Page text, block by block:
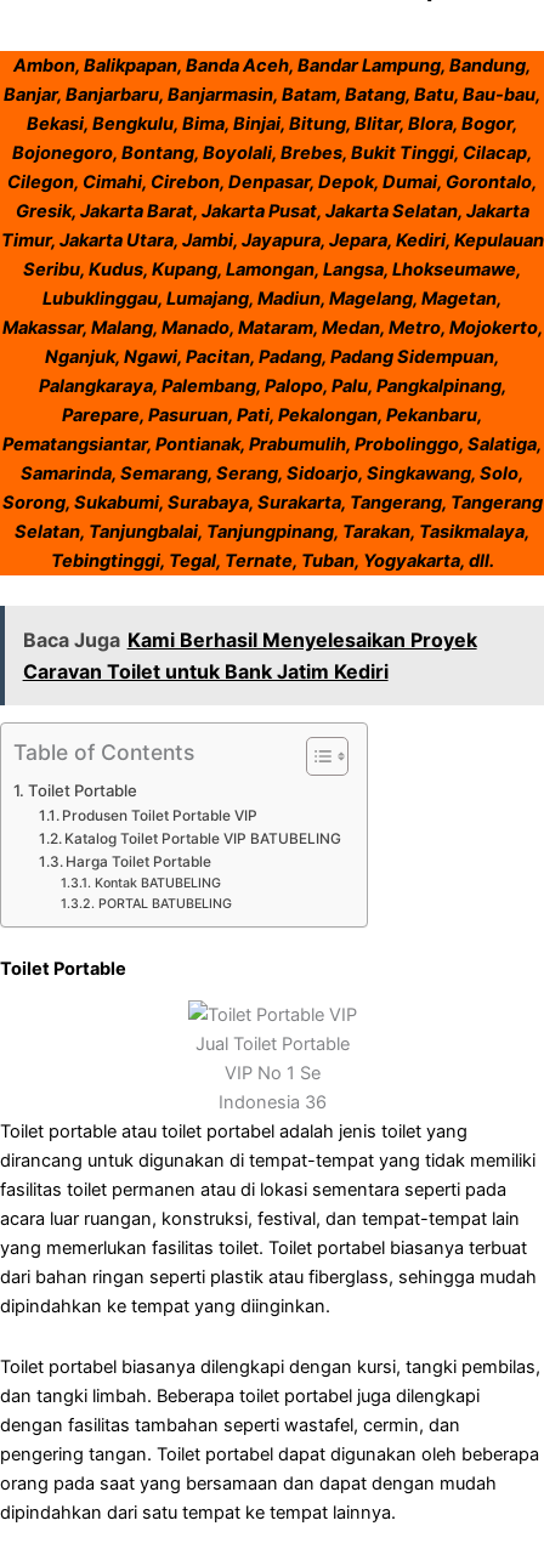
Ambon, Balikpapan, Banda Aceh, Bandar Lampung, Bandung,
Banjar, Banjarbaru, Banjarmasin, Batam, Batang, Batu, Bau-bau,
Bekasi, Bengkulu, Bima, Binjai, Bitung, Blitar, Blora, Bogor,
Bojonegoro, Bontang, Boyolali, Brebes, Bukit Tinggi, Cilacap,
Cilegon, Cimahi, Cirebon, Denpasar, Depok, Dumai, Gorontalo,
Gresik, Jakarta Barat, Jakarta Pusat, Jakarta Selatan, Jakarta
Timur, Jakarta Utara, Jambi, Jayapura, Jepara, Kediri, Kepulauan
Seribu, Kudus, Kupang, Lamongan, Langsa, Lhokseumawe,
Lubuklinggau, Lumajang, Madiun, Magelang, Magetan,
Makassar, Malang, Manado, Mataram, Medan, Metro, Mojokerto,
Nganjuk, Ngawi, Pacitan, Padang, Padang Sidempuan,
Palangkaraya, Palembang, Palopo, Palu, Pangkalpinang,
Parepare, Pasuruan, Pati, Pekalongan, Pekanbaru,
Pematangsiantar, Pontianak, Prabumulih, Probolinggo, Salatiga,
Samarinda, Semarang, Serang, Sidoarjo, Singkawang, Solo,
Sorong, Sukabumi, Surabaya, Surakarta, Tangerang, Tangerang
Selatan, Tanjungbalai, Tanjungpinang, Tarakan, Tasikmalaya,
Tebingtinggi, Tegal, Ternate, Tuban, Yogyakarta, dll.
Baca Juga Kami Berhasil Menyelesaikan Proyek
Caravan Toilet untuk Bank Jatim Kediri
Table of Contents
Toilet Portable
Produsen Toilet Portable VIP
Katalog Toilet Portable VIP BATUBELING
Harga Toilet Portable
Kontak BATUBELING
PORTAL BATUBELING
Toilet Portable
Jual Toilet Portable
VIP No 1 Se
Indonesia 36
Toilet portable atau toilet portabel adalah jenis toilet yang
dirancang untuk digunakan di tempat-tempat yang tidak memiliki
fasilitas toilet permanen atau di lokasi sementara seperti pada
acara luar ruangan, konstruksi, festival, dan tempat-tempat lain
yang memerlukan fasilitas toilet. Toilet portabel biasanya terbuat
dari bahan ringan seperti plastik atau fiberglass, sehingga mudah
dipindahkan ke tempat yang diinginkan.
Toilet portabel biasanya dilengkapi dengan kursi, tangki pembilas,
dan tangki limbah. Beberapa toilet portabel juga dilengkapi
dengan fasilitas tambahan seperti wastafel, cermin, dan
pengering tangan. Toilet portabel dapat digunakan oleh beberapa
orang pada saat yang bersamaan dan dapat dengan mudah
dipindahkan dari satu tempat ke tempat lainnya.